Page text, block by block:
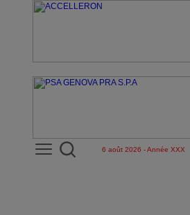
6 août 2026 - Année XXX